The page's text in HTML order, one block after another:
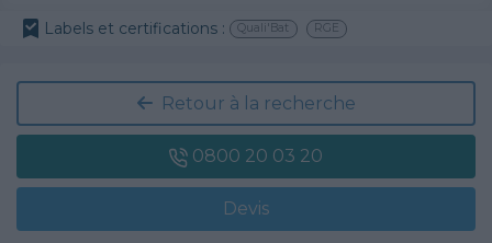
Labels et certifications : Quali'Bat RGE
Retour à la recherche
0800 20 03 20
Devis